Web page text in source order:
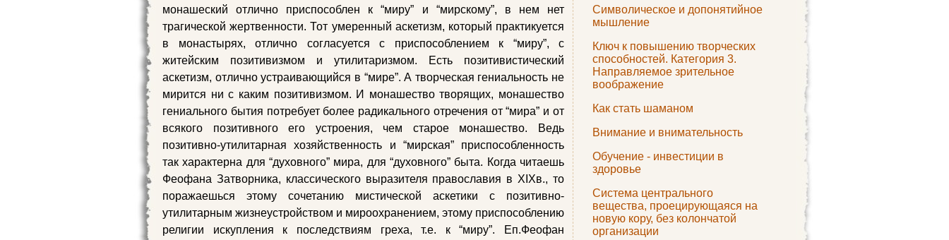
Символическое и допонятийное
мышление
Ключ к повышению творческих
способностей. Категория 3.
Направляемое зрительное
воображение
Как стать шаманом
Внимание и внимательность
Обучение - инвестиции в
здоровье
Система центрального
вещества, проецирующаяся на
новую кору, без колончатой
организации
монашеский отлично приспособлен к “миру” и “мирскому”, в нем нет
трагической жертвенности. Тот умеренный аскетизм, который практикуется
в монастырях, отлично согласуется с приспособлением к “миру”, с
житейским позитивизмом и утилитаризмом. Есть позитивистический
аскетизм, отлично устраивающийся в “мире”. А творческая гениальность не
мирится ни с каким позитивизмом. И монашество творящих, монашество
гениального бытия потребует более радикального отречения от “мира” и от
всякого позитивного его устроения, чем старое монашество. Ведь
позитивно-утилитарная хозяйственность и “мирская” приспособленность
так характерна для “духовного” мира, для “духовного” быта. Когда читаешь
Феофана Затворника, классического выразителя православия в XIXв., то
поражаешься этому сочетанию мистической аскетики с позитивно-
утилитарным жизнеустройством и мироохранением, этому приспособлению
религии искупления к последствиям греха, т.е. к “миру”. Еп.Феофан